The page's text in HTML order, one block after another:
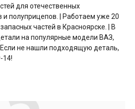
для отечественных
полуприцепов. | Работаем уже 20
частей в Красноярске. | В
на популярные модели ВАЗ,
Если не нашли подходящую деталь,
14!